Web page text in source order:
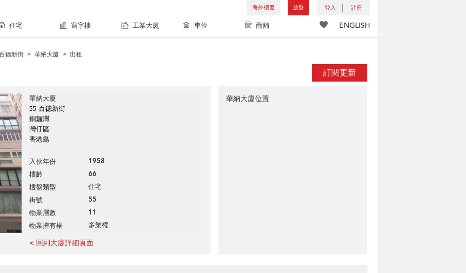
海外樓盤 放盤 登入 註冊
ENGLISH
住宅 寫字樓 工業大廈 車位 商舖
德新街 > 華納大廈 > 出租
訂閱更新
華納大廈
55 百德新街
銅鑼灣
灣仔區
香港島
入伙年份 1958
樓齡 66
樓盤類型 住宅
街號 55
物業層數 11
物業擁有權 多業權
< 回到大廈詳細頁面
華納大廈位置